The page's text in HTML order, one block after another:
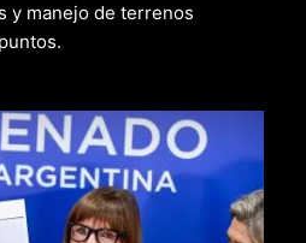
y manejo de terrenos